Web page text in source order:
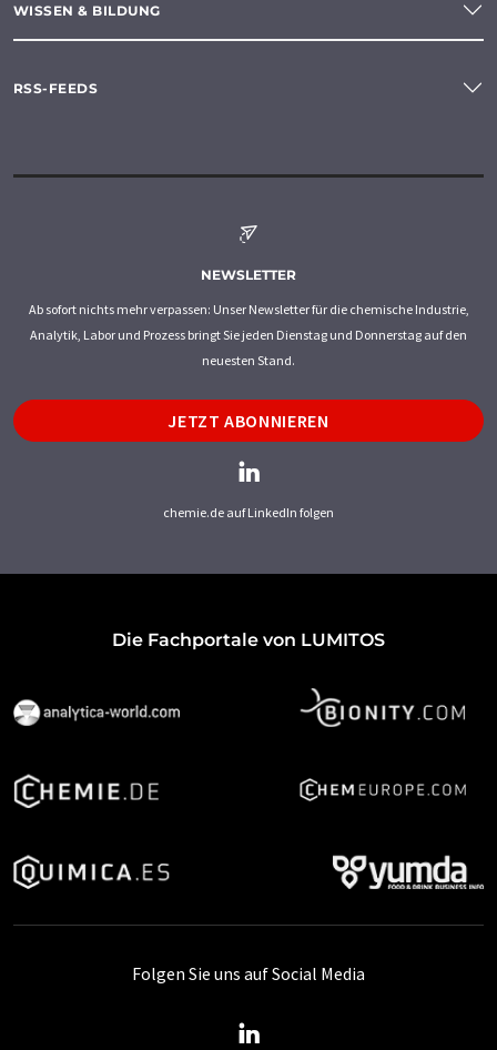
WISSEN & BILDUNG
RSS-FEEDS
NEWSLETTER
Ab sofort nichts mehr verpassen: Unser Newsletter für die chemische Industrie,
Analytik, Labor und Prozess bringt Sie jeden Dienstag und Donnerstag auf den
neuesten Stand.
JETZT ABONNIEREN
chemie.de auf LinkedIn folgen
Die Fachportale von LUMITOS
Folgen Sie uns auf Social Media